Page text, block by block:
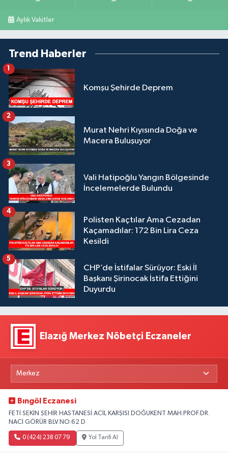
Aylık Vakitler
Trend Haberler
Komşu Şehirde Deprem
1
Murat Nehri Kıyısında Doğa ve
Macera Buluşuyor
2
Vali Hatipoğlu Yangın Bölgesinde
İncelemelerde Bulundu
3
Polisten Kaçtılar Ama Cezadan
Kaçamadılar: 172 Bin Lira Ceza
Kesildi
4
CHP’de İstifalar Sürüyor: Eski İl
Başkanı Şirinocak İstifa Ettiğini
Duyurdu
5
Elazığ Merkez Nöbetçi Eczaneler
Bıngöl Eczanesi
FETİ SEKİN ŞEHİR HASTANESİ ACİL KARŞISI DOĞUKENT MAH.PROF.DR.
NACİ GÖRÜR BLV.NO:62 D
0 (424) 238 07 79 Yol Tarifi Al